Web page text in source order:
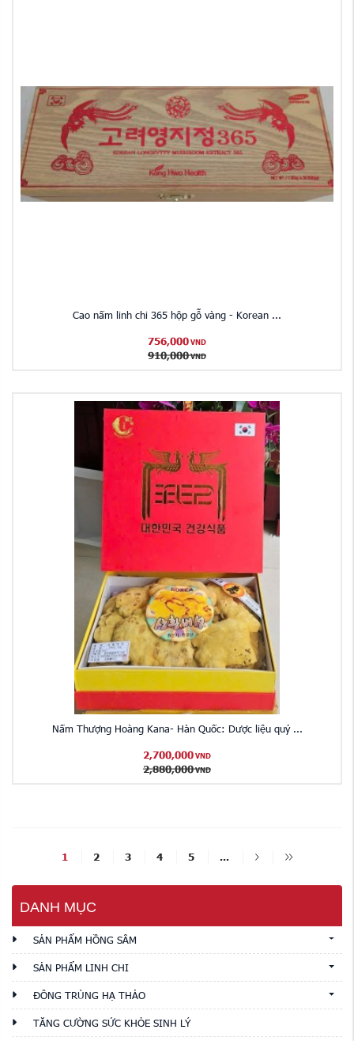
Cao nấm linh chi 365 hộp gỗ vàng - Korean ...
756,000 VND
910,000 VND
Nấm Thượng Hoàng Kana- Hàn Quốc: Dược liệu quý ...
2,700,000 VND
2,880,000 VND
1 2 3 4 5 ...
DANH MỤC
SẢN PHẨM HỒNG SÂM
SẢN PHẨM LINH CHI
ĐÔNG TRÙNG HẠ THẢO
TĂNG CƯỜNG SỨC KHỎE SINH LÝ